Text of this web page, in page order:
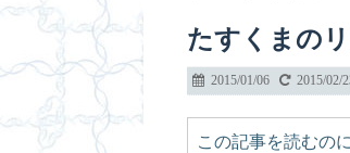
たすくまの
2015/01/06 2015/02/
この記事を読むの